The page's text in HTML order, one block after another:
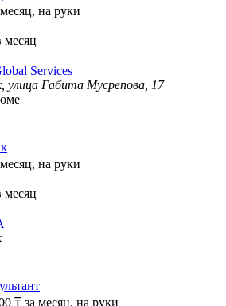
на руки
месяц
Services
улица Габита Мусрепова, 17
на руки
месяц
₸ за месяц, на руки